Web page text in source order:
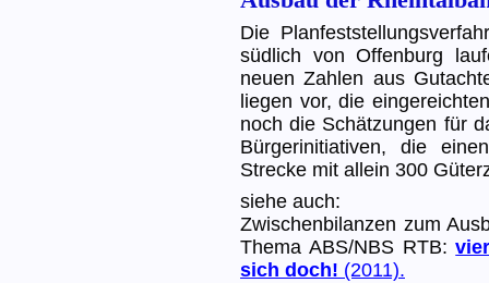
Die
südlich von Offenburg
neuen Zahlen aus
liegen vor, die
noch die Schätzungen für
Bürgerinitiativen, die
Strecke mit allein 300
siehe auch:
Zwischenbilanzen zum
Thema ABS/NBS RTB:
sich doch! (2011).